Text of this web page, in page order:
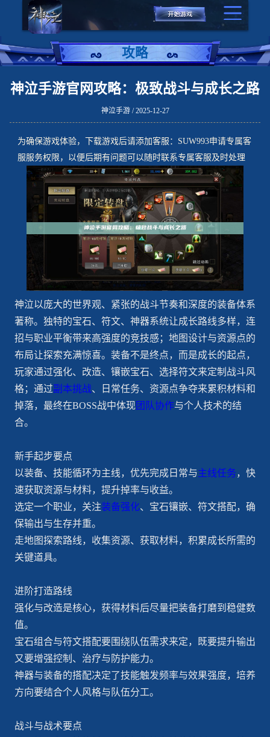
攻略
神泣手游官网攻略：极致战斗与成长之路
神泣手游 / 2025-12-27
为确保游戏体验，下载游戏后请添加客服：SUW993申请专属客
服服务权限，以便后期有问题可以随时联系专属客服及时处理
神泣以庞大的世界观、紧张的战斗节奏和深度的装备体系
著称。独特的宝石、符文、神器系统让成长路线多样，连
招与职业平衡带来高强度的竞技感；地图设计与资源点的
布局让探索充满惊喜。装备不是终点，而是成长的起点，
玩家通过强化、改造、镶嵌宝石、选择符文来定制战斗风
格；通过副本挑战、日常任务、资源点争夺来累积材料和
掉落，最终在BOSS战中体现团队协作与个人技术的结
合。
新手起步要点
以装备、技能循环为主线，优先完成日常与主线任务，快
速获取资源与材料，提升掉率与收益。
选定一个职业，关注装备强化、宝石镶嵌、符文搭配，确
保输出与生存并重。
走地图探索路线，收集资源、获取材料，积累成长所需的
关键道具。
进阶打造路线
强化与改造是核心，获得材料后尽量把装备打磨到稳健数
值。
宝石组合与符文搭配要围绕队伍需求来定，既要提升输出
又要增强控制、治疗与防护能力。
神器与装备的搭配决定了技能触发频率与效果强度，培养
方向要结合个人风格与队伍分工。
战斗与战术要点